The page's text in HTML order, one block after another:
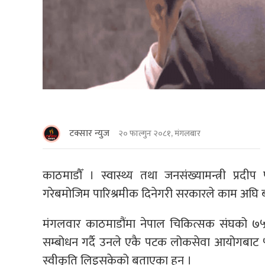
टक्सार न्युज २० फाल्गुन २०८१, मंगलबार
काठमाडाैँ । स्वास्थ्य तथा जनसंख्यामन्त्री
गरेबमोजिम पारिश्रमीक दिनेगरी सरकारले काम
मंगलवार काठमाडौंमा नेपाल चिकित्सक संघको
सम्बोधन गर्दै उनले एकै पटक लोकसेवा आयोगबाट ५
स्वीकृति लिइसकेको बताएका हुन् ।